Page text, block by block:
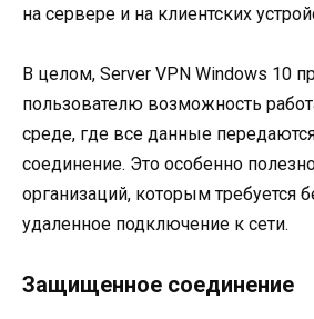
на сервере и на клиентских
В целом, Server VPN Windows 10
пользователю возможность
среде, где все данные
соединение. Это особенно
организаций, которым требуется
удаленное подключение к сети.
Защищенное соединение